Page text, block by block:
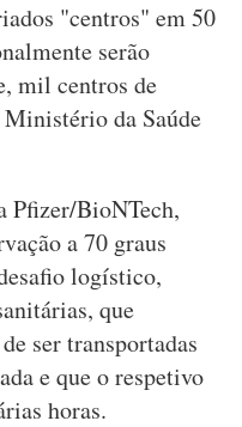
"centros" em 50
serão
mil centros de
da Saúde
Pfizer/BioNTech,
a 70 graus
logístico,
que
ser transportadas
e que o respetivo
horas.